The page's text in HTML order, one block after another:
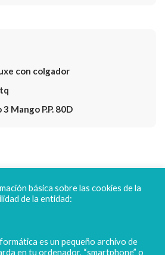
con colgador
Mango P.P. 80D
básica sobre las cookies de la
de la entidad:
es un pequeño archivo de
en tu ordenador, “smartphone” o